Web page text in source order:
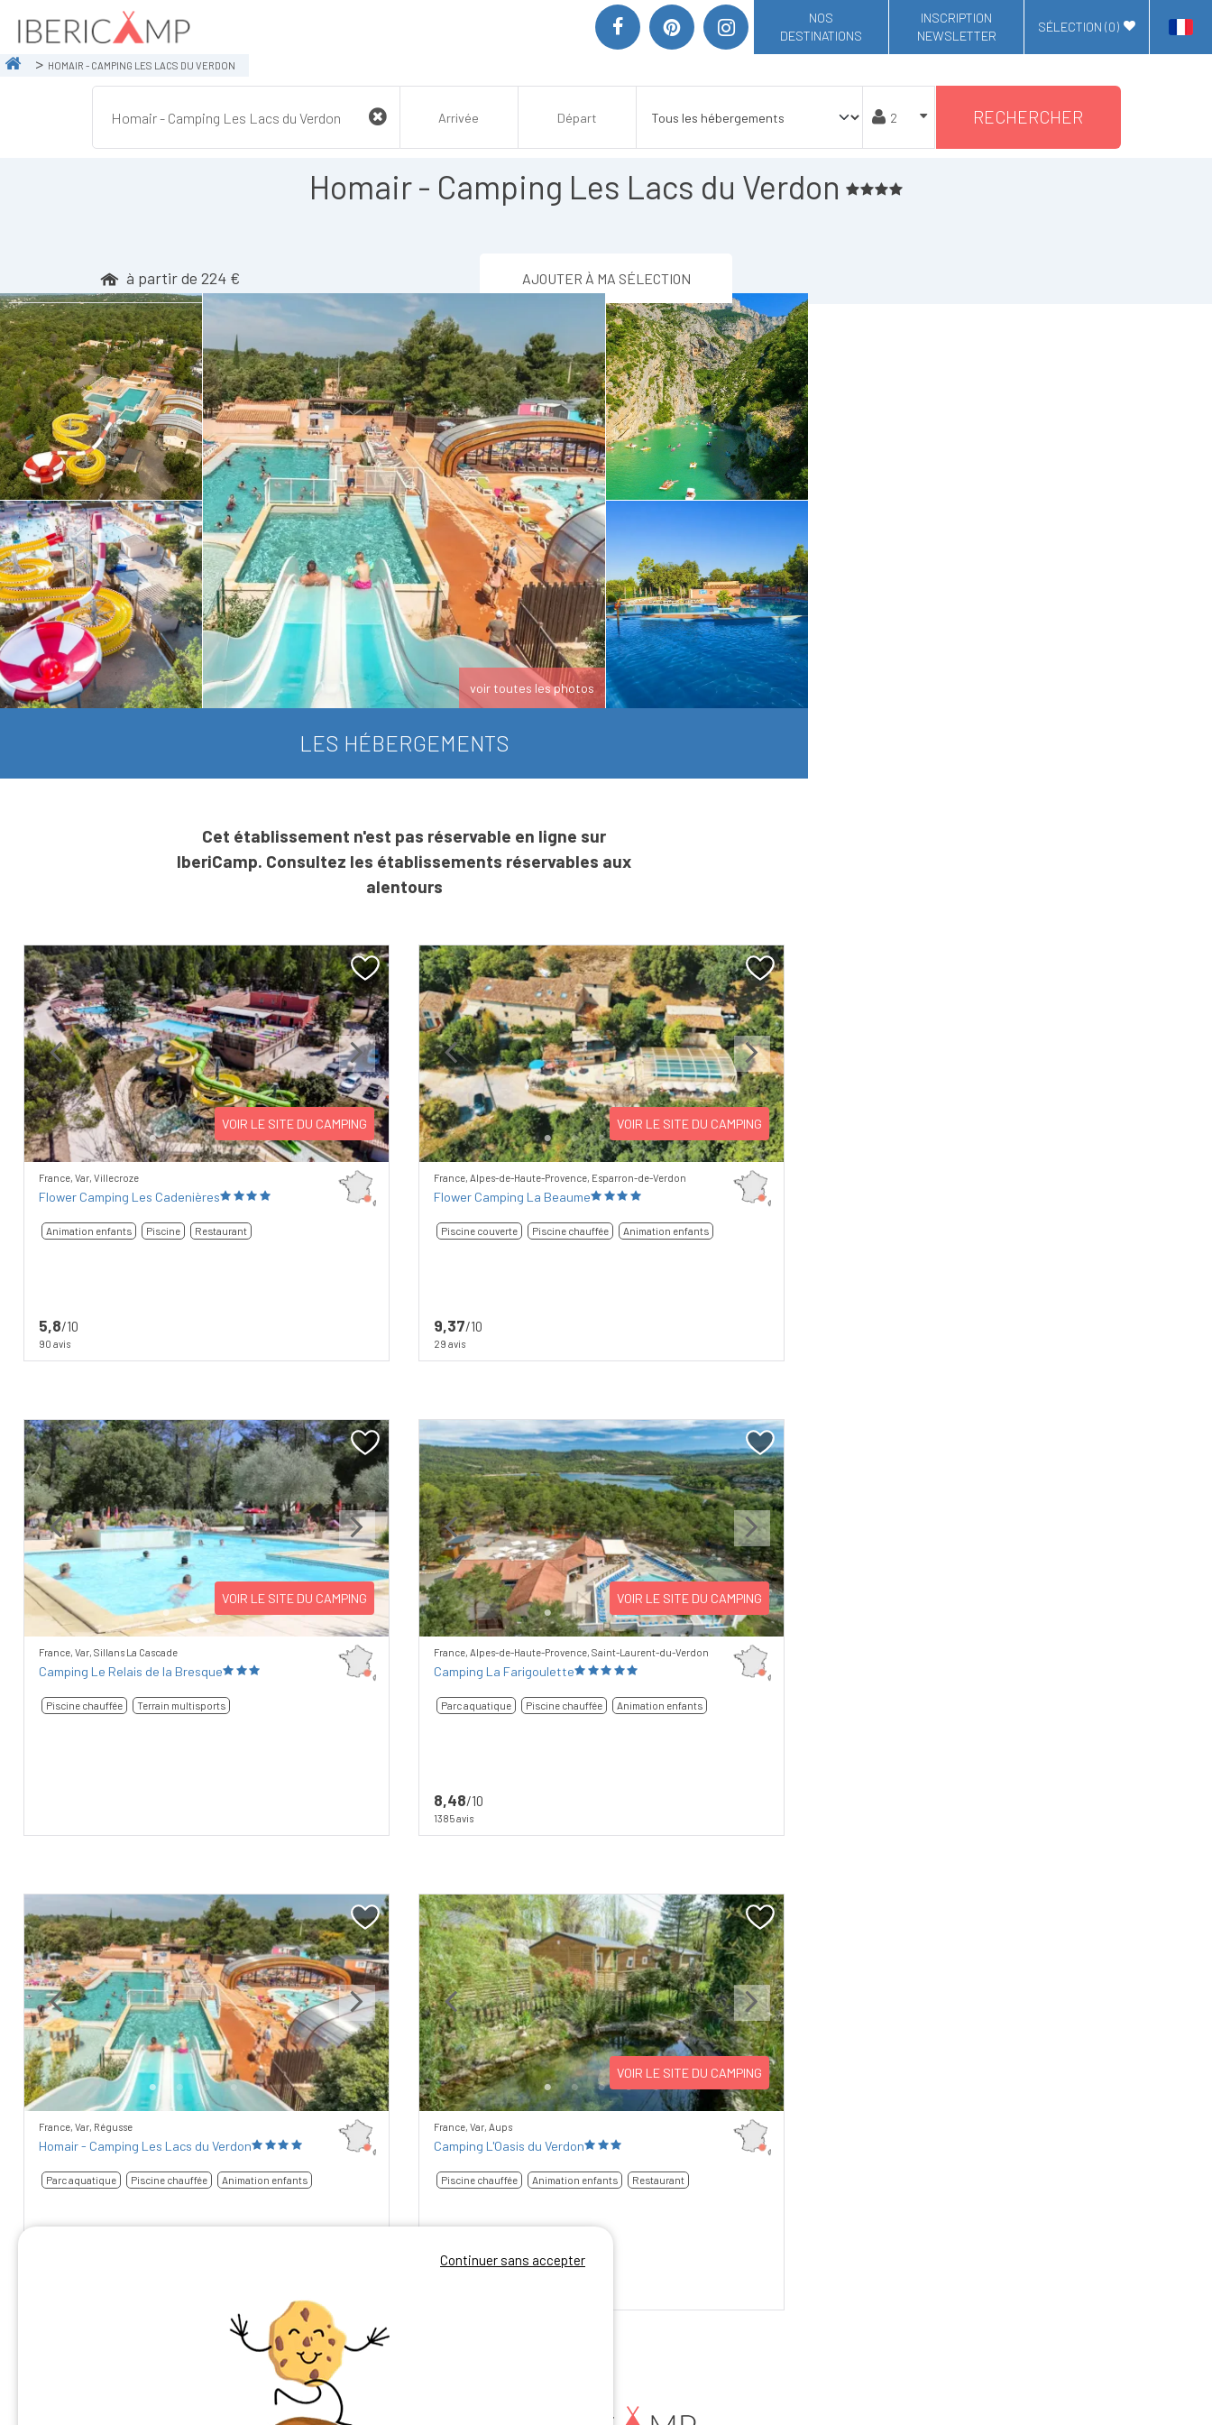
NOS
DESTINATIONS
INSCRIPTION
NEWSLETTER
SÉLECTION (0)
HOMAIR - CAMPING LES LACS DU VERDON
RECHERCHER
Homair - Camping Les Lacs du Verdon
à partir de 224 € AJOUTER À MA SÉLECTION
voir toutes les photos
LES HÉBERGEMENTS
Cet établissement n'est pas réservable en ligne sur
IberiCamp. Consultez les établissements réservables aux
alentours
Previous Next
VOIR LE SITE DU CAMPING
France, Var, Villecroze
Flower Camping Les Cadenières
Animation enfants Piscine Restaurant
5,8/10
90 avis
Previous Next
VOIR LE SITE DU CAMPING
France, Alpes-de-Haute-Provence, Esparron-de-Verdon
Flower Camping La Beaume
Piscine couverte Piscine chauffée Animation enfants
9,37/10
29 avis
Previous Next
VOIR LE SITE DU CAMPING
France, Var, Sillans La Cascade
Camping Le Relais de la Bresque
Piscine chauffée Terrain multisports
Previous Next
VOIR LE SITE DU CAMPING
France, Alpes-de-Haute-Provence, Saint-Laurent-du-Verdon
Camping La Farigoulette
Parc aquatique Piscine chauffée Animation enfants
8,48/10
1385 avis
Previous Next
France, Var, Régusse
Homair - Camping Les Lacs du Verdon
Parc aquatique Piscine chauffée Animation enfants
Previous Next
VOIR LE SITE DU CAMPING
France, Var, Aups
Camping L'Oasis du Verdon
Piscine chauffée Animation enfants Restaurant
Continuer sans accepter